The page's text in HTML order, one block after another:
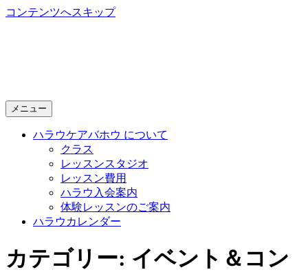
コンテンツへスキップ
メニュー
ハラウケアバホウ について
クラス
レッスンスタジオ
レッスン費用
ハラウ入会案内
体験レッスンのご案内
ハラウカレンダー
カテゴリー: イベント＆コン